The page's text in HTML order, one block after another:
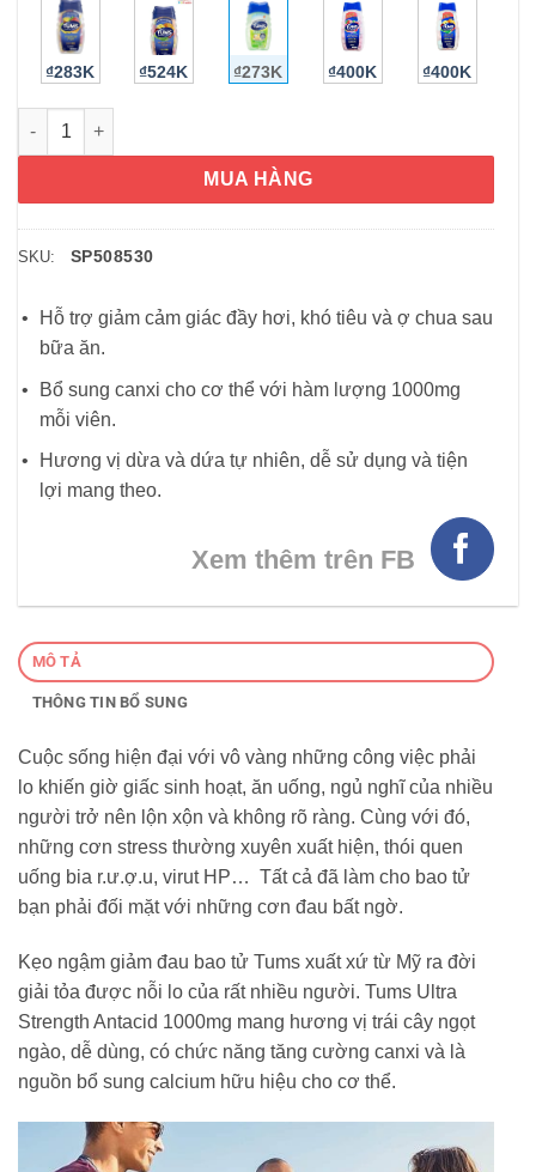
₫283K ₫524K ₫273K ₫400K ₫400K
Kẹo ngậm giảm đầy hơi khó tiêu Tums Antacid Naturals
MUA HÀNG
SKU: SP508530
Hỗ trợ giảm cảm giác đầy hơi, khó tiêu và ợ chua sau
bữa ăn.
Bổ sung canxi cho cơ thể với hàm lượng 1000mg
mỗi viên.
Hương vị dừa và dứa tự nhiên, dễ sử dụng và tiện
lợi mang theo.
Xem thêm trên FB
MÔ TẢ
THÔNG TIN BỔ SUNG
Cuộc sống hiện đại với vô vàng những công việc phải
lo khiến giờ giấc sinh hoạt, ăn uống, ngủ nghĩ của nhiều
người trở nên lộn xộn và không rõ ràng. Cùng với đó,
những cơn stress thường xuyên xuất hiện, thói quen
uống bia r.ư.ợ.u, virut HP… Tất cả đã làm cho bao tử
bạn phải đối mặt với những cơn đau bất ngờ.
Kẹo ngậm giảm đau bao tử Tums xuất xứ từ Mỹ ra đời
giải tỏa được nỗi lo của rất nhiều người. Tums Ultra
Strength Antacid 1000mg mang hương vị trái cây ngọt
ngào, dễ dùng, có chức năng tăng cường canxi và là
nguồn bổ sung calcium hữu hiệu cho cơ thể.